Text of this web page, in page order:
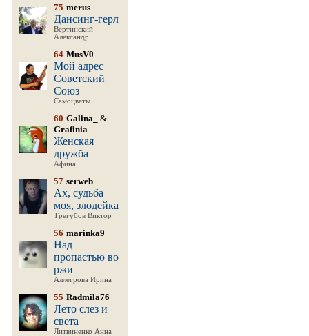
75 merus
Дансинг-герл
Вертинский
Александр
64 MusV0
Мой адрес
Советский
Союз
Самоцветы
60 Galina_
&
Grafinia
Женская
дружба
Афина
57 serweb
Ах, судьба
моя, злодейка
Трегубов Виктор
56 marinka9
Над
пропастью во
ржи
Аллегрова Ирина
55 Radmila76
Лето слез и
света
Литвиненко Анна